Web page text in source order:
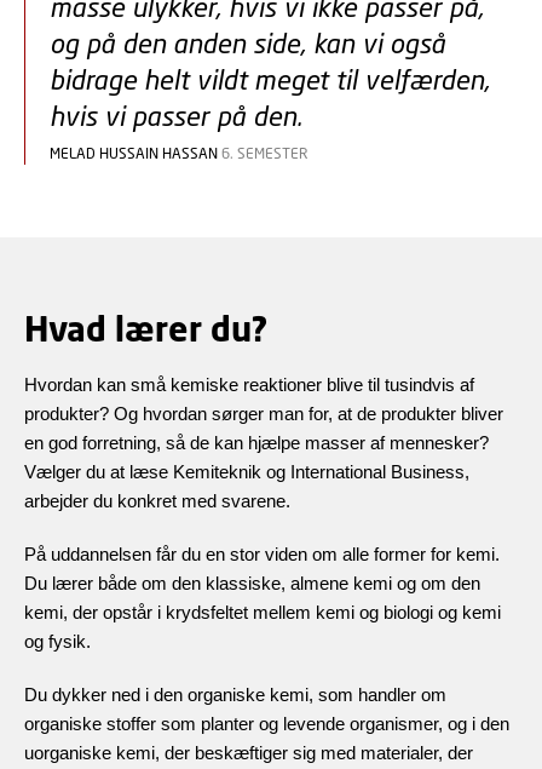
og på den anden side, kan vi også
bidrage helt vildt meget til velfærden,
hvis vi passer på den.
MELAD HUSSAIN HASSAN 6. SEMESTER
Hvad lærer du?
Hvordan kan små kemiske reaktioner blive til tusindvis af
produkter? Og hvordan sørger man for, at de produkter bliver
en god forretning, så de kan hjælpe masser af mennesker?
Vælger du at læse Kemiteknik og International Business,
arbejder du konkret med svarene.
På uddannelsen får du en stor viden om alle former for kemi.
Du lærer både om den klassiske, almene kemi og om den
kemi, der opstår i krydsfeltet mellem kemi og biologi og kemi
og fysik.
Du dykker ned i den organiske kemi, som handler om
organiske stoffer som planter og levende organismer, og i den
uorganiske kemi, der beskæftiger sig med materialer, der